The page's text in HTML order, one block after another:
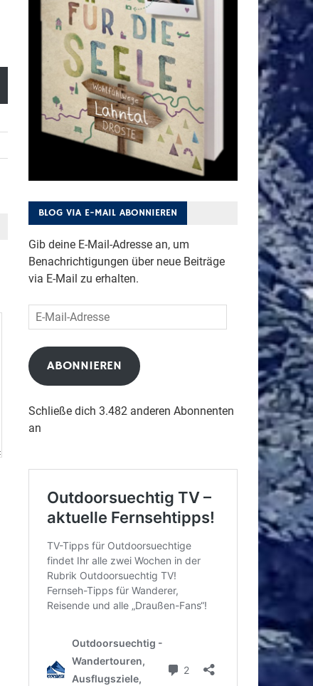
BLOG VIA E-MAIL ABONNIEREN
Gib deine E-Mail-Adresse an, um
Benachrichtigungen über neue Beiträge
via E-Mail zu erhalten.
E-
Mail-
Adresse
ABONNIEREN
Schließe dich 3.482 anderen Abonnenten
an